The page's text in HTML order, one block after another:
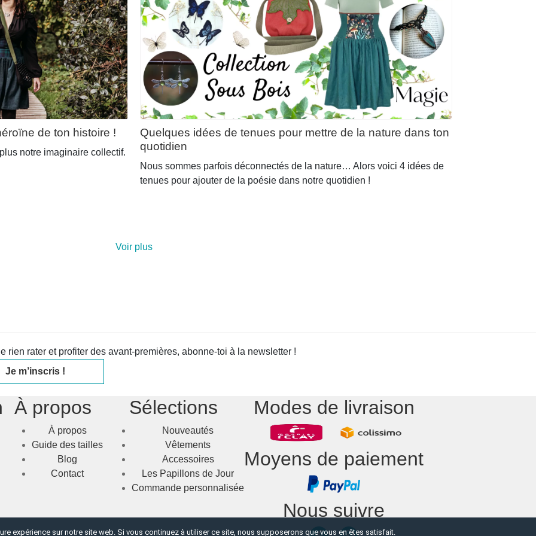
produit
de ton histoire !
notre imaginaire collectif.
Quelques idées de tenues pour mettre de la nature dans ton
quotidien
Nous sommes parfois déconnectés de la nature… Alors voici 4 idées de
tenues pour ajouter de la poésie dans notre quotidien !
Voir plus
rien rater et profiter des avant-premières, abonne-toi à la newsletter !
Je m’inscris !
À propos
À propos
Guide des tailles
Blog
Contact
Sélections
Nouveautés
Vêtements
Accessoires
Les Papillons de Jour
Commande personnalisée
Modes de livraison
Moyens de paiement
Nous suivre
expérience sur notre site web. Si vous continuez à utiliser ce site, nous supposerons que vous en êtes satisfait.